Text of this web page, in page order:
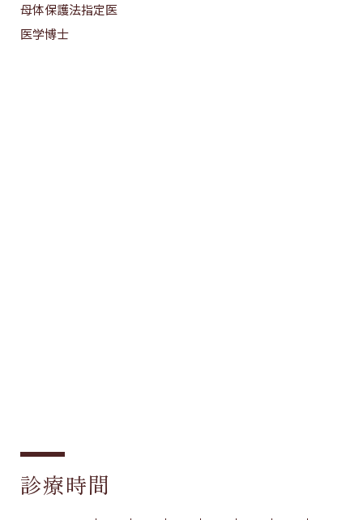
母体保護法指定医
医学博士
診療時間